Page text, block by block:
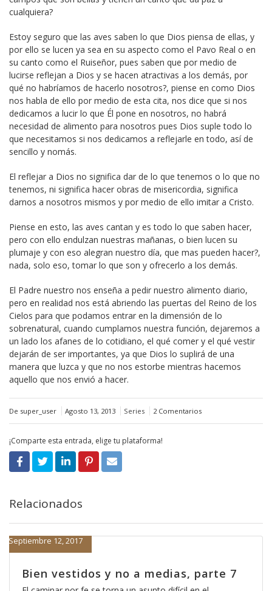
cualquiera?
Estoy seguro que las aves saben lo que Dios piensa de ellas, y
por ello se lucen ya sea en su aspecto como el Pavo Real o en
su canto como el Ruiseñor, pues saben que por medio de
lucirse reflejan a Dios y se hacen atractivas a los demás, por
qué no habríamos de hacerlo nosotros?, piense en como Dios
nos habla de ello por medio de esta cita, nos dice que si nos
dedicamos a lucir lo que Él pone en nosotros, no habrá
necesidad de alimento para nosotros pues Dios suple todo lo
que necesitamos si nos dedicamos a reflejarle en todo, así de
sencillo y nomás.
El reflejar a Dios no significa dar de lo que tenemos o lo que no
tenemos, ni significa hacer obras de misericordia, significa
darnos a nosotros mismos y por medio de ello imitar a Cristo.
Piense en esto, las aves cantan y es todo lo que saben hacer,
pero con ello endulzan nuestras mañanas, o bien lucen su
plumaje y con eso alegran nuestro día, que mas pueden hacer?,
nada, solo eso, tomar lo que son y ofrecerlo a los demás.
El Padre nuestro nos enseña a pedir nuestro alimento diario,
pero en realidad nos está abriendo las puertas del Reino de los
Cielos para que podamos entrar en la dimensión de lo
sobrenatural, cuando cumplamos nuestra función, dejaremos a
un lado los afanes de lo cotidiano, el qué comer y el qué vestir
dejarán de ser importantes, ya que Dios lo suplirá de una
manera que luzca y que no nos estorbe mientras hacemos
aquello que nos envió a hacer.
De super_user Agosto 13, 2013 Series 2 Comentarios
¡Comparte esta entrada, elige tu plataforma!
Relacionados
Bien vestidos y no a medias, parte 7
Septiembre 12, 2017